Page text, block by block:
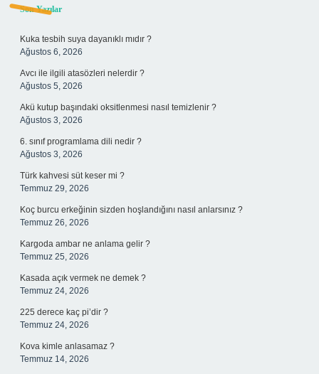
Sidebar
Son Yazılar
Kuka tesbih suya dayanıklı mıdır ?
Ağustos 6, 2026
Avcı ile ilgili atasözleri nelerdir ?
Ağustos 5, 2026
Akü kutup başındaki oksitlenmesi nasıl temizlenir ?
Ağustos 3, 2026
6. sınıf programlama dili nedir ?
Ağustos 3, 2026
Türk kahvesi süt keser mi ?
Temmuz 29, 2026
Koç burcu erkeğinin sizden hoşlandığını nasıl anlarsınız ?
Temmuz 26, 2026
Kargoda ambar ne anlama gelir ?
Temmuz 25, 2026
Kasada açık vermek ne demek ?
Temmuz 24, 2026
225 derece kaç pi’dir ?
Temmuz 24, 2026
Kova kimle anlasamaz ?
Temmuz 14, 2026